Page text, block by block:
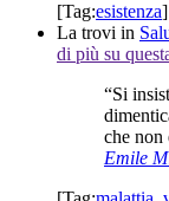
[Tag:esistenza]
La trovi in
di più su
“Si
che non
Emile